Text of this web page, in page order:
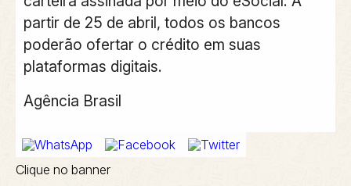
partir de 25 de abril, todos os bancos
poderão ofertar o crédito em suas
plataformas digitais.
Agência Brasil
Clique no banner